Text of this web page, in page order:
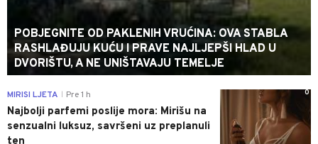
POBJEGNITE OD PAKLENIH VRUĆINA: OVA STABLA
RASHLAĐUJU KUĆU I PRAVE NAJLJEPŠI HLAD U
DVORIŠTU, A NE UNIŠTAVAJU TEMELJE
0
MIRISI LJETA Pre 1 h
Najbolji parfemi poslije mora: Mirišu na
senzualni luksuz, savršeni uz preplanuli